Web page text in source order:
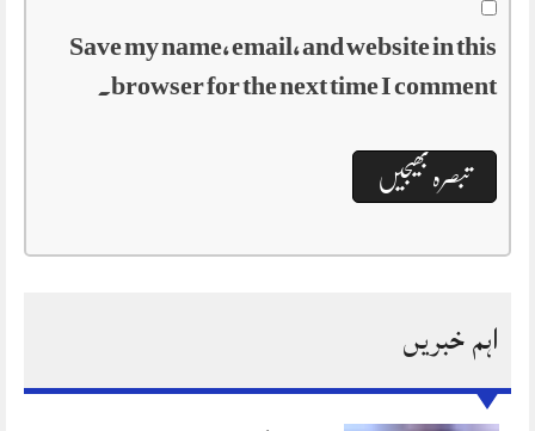
Save my name, email, and website in this
browser for the next time I comment.
اہم خبریں